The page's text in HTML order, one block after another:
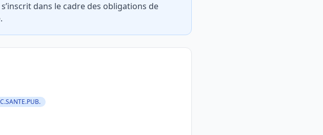
dans le cadre des obligations de